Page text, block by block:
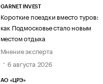
GARNET INVEST
Короткие поездки вместо туров:
как Подмосковье стало новым
местом отдыха
Мнение эксперта
6 августа 2026
АО «ЦРЭ»